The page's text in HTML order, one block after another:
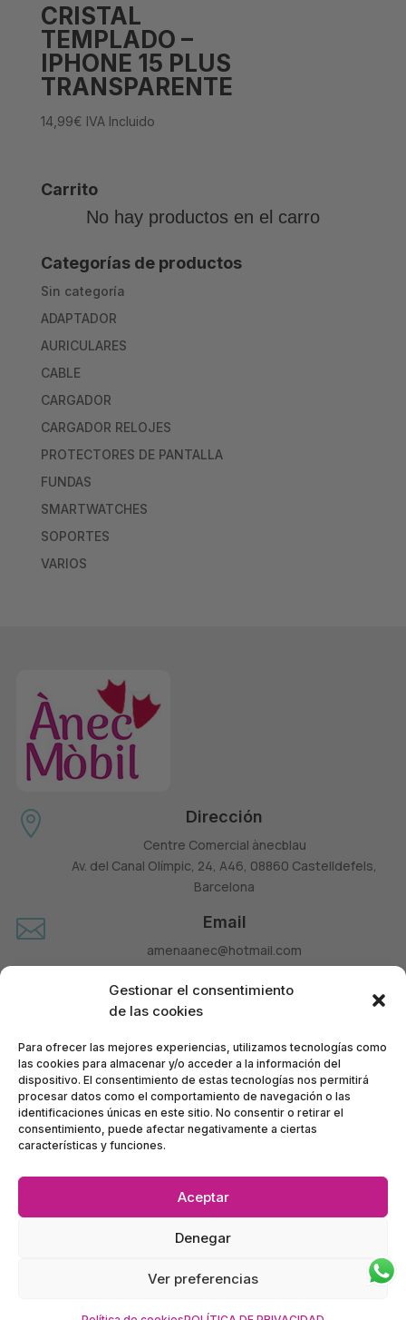
Gestionar el consentimiento
de las cookies
Para ofrecer las mejores experiencias, utilizamos tecnologías como
las cookies para almacenar y/o acceder a la información del
dispositivo. El consentimiento de estas tecnologías nos permitirá
procesar datos como el comportamiento de navegación o las
identificaciones únicas en este sitio. No consentir o retirar el
consentimiento, puede afectar negativamente a ciertas
características y funciones.
Aceptar
Denegar
Ver preferencias
CRISTAL
TEMPLADO –
IPHONE 15 PLUS
TRANSPARENTE
14,99€ IVA Incluido
Carrito
No hay productos en el carro
Categorías de productos
Sin categoría
ADAPTADOR
AURICULARES
CABLE
CARGADOR
CARGADOR RELOJES
PROTECTORES DE PANTALLA
FUNDAS
SMARTWATCHES
SOPORTES
VARIOS
 Dirección
Centre Comercial ànecblau
Av. del Canal Olímpic, 24, A46, 08860 Castelldefels,
Barcelona
 Email
amenaanec@hotmail.com
Teléfono
660 677 963
Política de Privacidad•Política de Accesibilidad
Política de Cookies